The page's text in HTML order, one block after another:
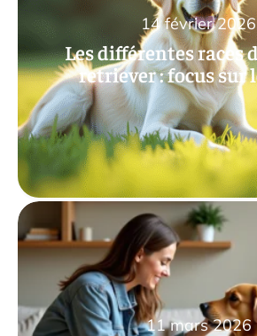
Les différentes races
retriever : focus sur
14 février 2026
11 mars 2026